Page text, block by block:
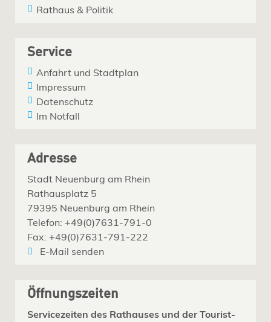
Rathaus & Politik
Service
Anfahrt und Stadtplan
Impressum
Datenschutz
Im Notfall
Adresse
Stadt Neuenburg am Rhein
Rathausplatz 5
79395 Neuenburg am Rhein
Telefon: +49(0)7631-791-0
Fax: +49(0)7631-791-222
E-Mail senden
Öffnungszeiten
Servicezeiten des Rathauses und der Tourist-